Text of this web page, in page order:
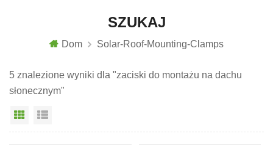
SZUKAJ
Dom Solar-Roof-Mounting-Clamps
5 znalezione wyniki dla "zaciski do montażu na dachu
słonecznym"
Widok siatki